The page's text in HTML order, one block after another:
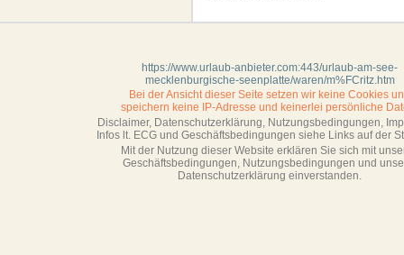
https://www.urlaub-anbieter.com:443/urlaub-am-see-
mecklenburgische-seenplatte/waren/m%FCritz.htm
Bei der Ansicht dieser Seite setzen wir keine Cookies
speichern keine IP-Adresse und keinerlei persönliche
Disclaimer, Datenschutzerklärung, Nutzungsbedingungen,
Infos lt. ECG und Geschäftsbedingungen siehe Links auf der
Mit der Nutzung dieser Website erklären Sie sich mit
Geschäftsbedin­gungen, Nutzungsbedingungen und
Datenschutzerklärung einverstanden.